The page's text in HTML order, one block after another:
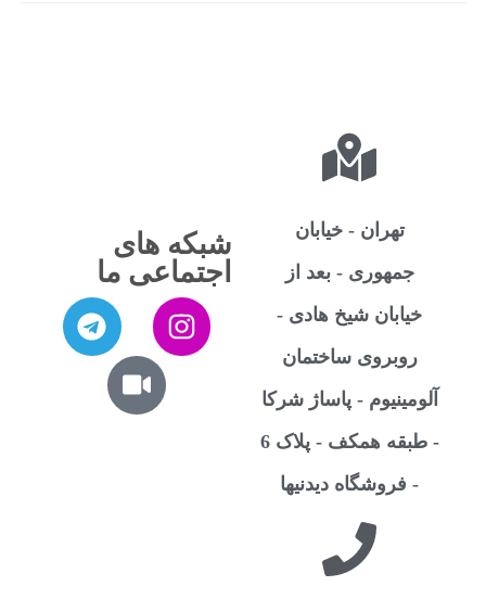
تهران - خیابان
جمهوری - بعد از
خیابان شیخ هادی -
روبروی ساختمان
- پاساژ شرکا
- طبقه همکف - پلاک 6
- فروشگاه دیدنیها
شبکه های
اجتماعی ما